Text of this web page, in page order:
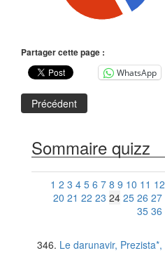
Partager cette page :
WhatsApp
Précédent
Sommaire quizz
1 2 3 4 5 6 7 8 9 10 11 12
20 21 22 23 24 25 26 27
35 36
Le darunavir, Prezista*,